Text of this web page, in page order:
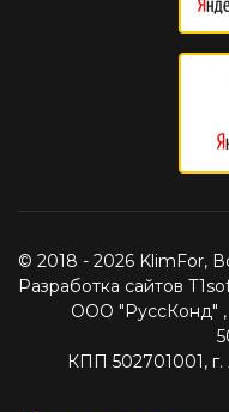
© 2018 - 2026 KlimFor,
Разработка сайтов
ООО "РуссКонд"
КПП 502701001,